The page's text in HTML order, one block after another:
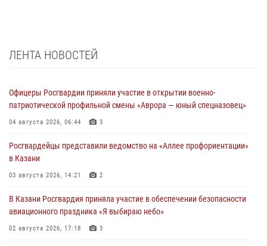
ЛЕНТА НОВОСТЕЙ
Офицеры Росгвардии приняли участие в открытии военно-
патриотической профильной смены «Аврора — юный спецназовец»
04 августа 2026, 06:44 3
Росгвардейцы представили ведомство на «Аллее профориентации»
в Казани
03 августа 2026, 14:21 2
В Казани Росгвардия приняла участие в обеспечении безопасности
авиационного праздника «Я выбираю небо»
02 августа 2026, 17:18 3